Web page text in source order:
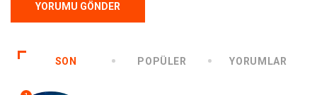
SON POPÜLER YORUMLAR